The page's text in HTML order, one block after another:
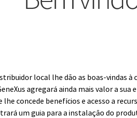
local lhe dão as boas-vindas à
agregará ainda mais valor a
lhe concede benefícios e acesso a
um guia para a instalação do